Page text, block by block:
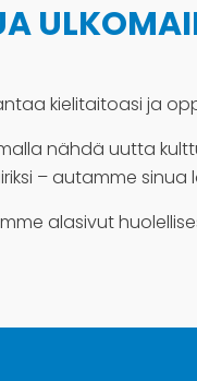
kielitaitoasi ja
nähdä uutta
– autamme
alasivut